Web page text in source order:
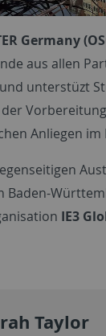
Germany
aus allen
unterstüzt
Anliegen
IE3
Taylor